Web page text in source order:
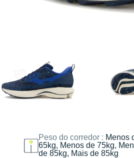
Peso do corredor : Menos
65kg, Menos de 75kg,
de 85kg, Mais de 85kg